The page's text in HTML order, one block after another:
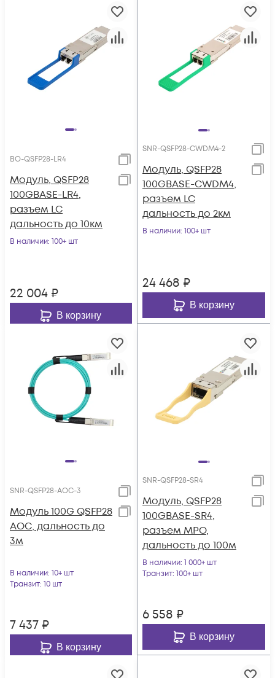
BO-QSFP28-LR4
Модуль, QSFP28
100GBASE-LR4,
разъем LC
дальность до 10км
В наличии: 100+ шт
22 004 ₽
В корзину
SNR-QSFP28-CWDM4-2
Модуль, QSFP28
100GBASE-CWDM4,
разъем LC
дальность до 2км
В наличии: 100+ шт
24 468 ₽
В корзину
SNR-QSFP28-AOC-3
Модуль 100G QSFP28
AOC, дальность до
3м
В наличии: 10+ шт
Транзит: 10 шт
7 437 ₽
В корзину
SNR-QSFP28-SR4
Модуль, QSFP28
100GBASE-SR4,
разъем MPO,
дальность до 100м
В наличии: 1 000+ шт
Транзит: 100+ шт
6 558 ₽
В корзину